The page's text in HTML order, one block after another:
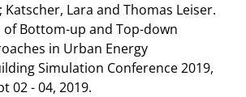
Katscher, Lara and Thomas Leiser.
of Bottom-up and Top-down
in Urban Energy
Simulation Conference 2019,
02 - 04, 2019.